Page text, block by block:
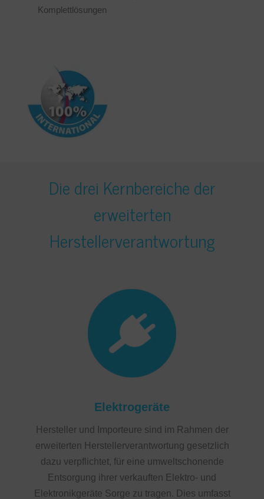
Komplettlösungen
Die drei Kernbereiche der
erweiterten
Herstellerverantwortung
Elektrogeräte
Hersteller und Importeure sind im Rahmen der
erweiterten Herstellerverantwortung gesetzlich
dazu verpflichtet, für eine umweltschonende
Entsorgung ihrer verkauften Elektro- und
Elektronikgeräte Sorge zu tragen. Dies umfasst